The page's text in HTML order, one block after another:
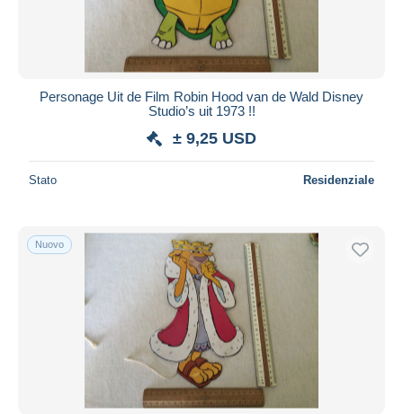
Personage Uit de Film Robin Hood van de Wald Disney
Studio’s uit 1973 !!
± 9,25 USD
Stato Residenziale
Nuovo